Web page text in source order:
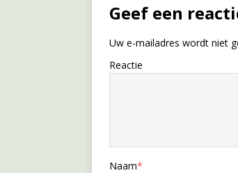
Geef een
Uw e-mailadres wordt niet
Reactie
Naam*